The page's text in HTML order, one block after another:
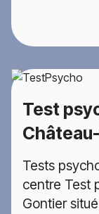
Test
Tests
centre Test
Gontier